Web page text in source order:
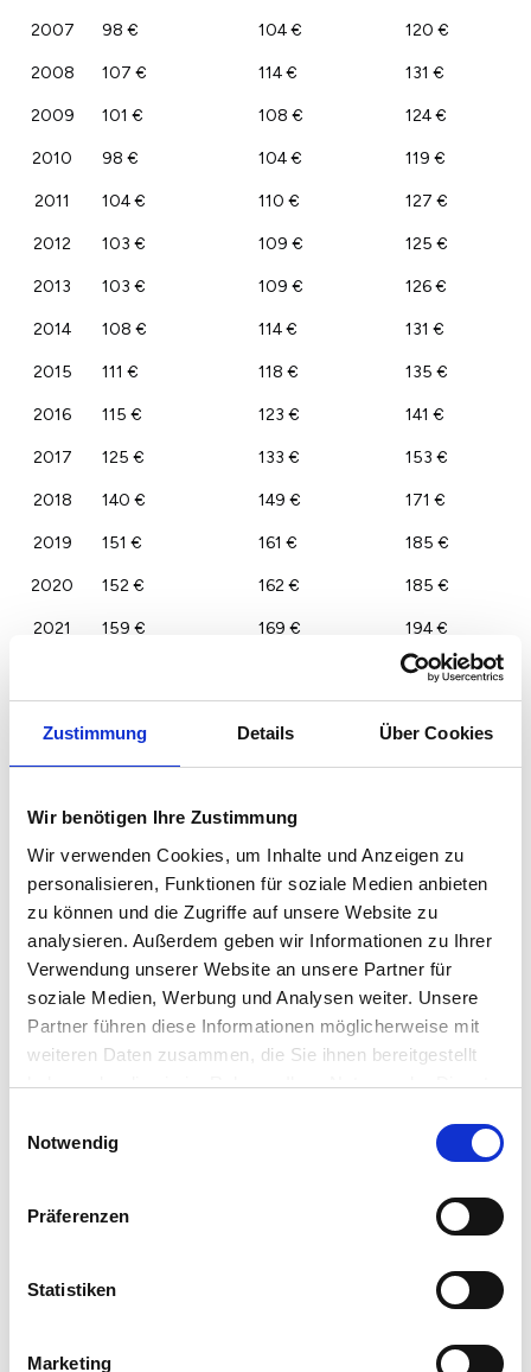
Zustimmung Details Über Cookies
Wir benötigen Ihre Zustimmung
Wir verwenden Cookies, um Inhalte und Anzeigen zu
personalisieren, Funktionen für soziale Medien anbieten
zu können und die Zugriffe auf unsere Website zu
analysieren. Außerdem geben wir Informationen zu Ihrer
Verwendung unserer Website an unsere Partner für
soziale Medien, Werbung und Analysen weiter. Unsere
Partner führen diese Informationen möglicherweise mit
weiteren Daten zusammen, die Sie ihnen bereitgestellt
haben oder die sie im Rahmen Ihrer Nutzung der Dienste
Notwendig
Präferenzen
Statistiken
Marketing
2007 98 € 104 € 120 €
2008 107 € 114 € 131 €
2009 101 € 108 € 124 €
2010 98 € 104 € 119 €
2011 104 € 110 € 127 €
2012 103 € 109 € 125 €
2013 103 € 109 € 126 €
2014 108 € 114 € 131 €
2015 111 € 118 € 135 €
2016 115 € 123 € 141 €
2017 125 € 133 € 153 €
2018 140 € 149 € 171 €
2019 151 € 161 € 185 €
2020 152 € 162 € 185 €
2021 159 € 169 € 194 €
201 €